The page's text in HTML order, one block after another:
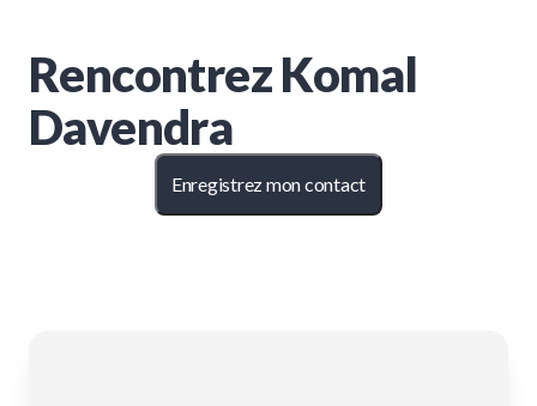
RencontrezKomal
Davendra
Enregistrez mon contact